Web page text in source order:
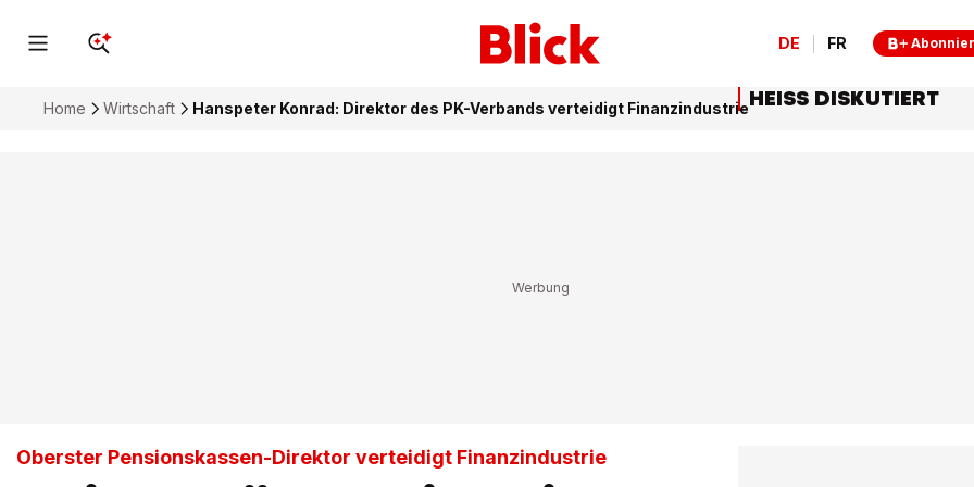
DE FR
Home Wirtschaft Hanspeter Konrad: Direktor des PK-Verbands verteidigt Finanzindustrie
Oberster Pensionskassen-Direktor verteidigt Finanzindustrie
HEISS DISKUTIERT